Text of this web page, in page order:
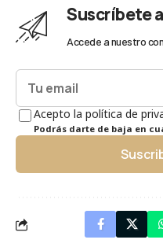
Suscríbete
Accede a nuestro
Acepto la política de
Podrás darte de baja en